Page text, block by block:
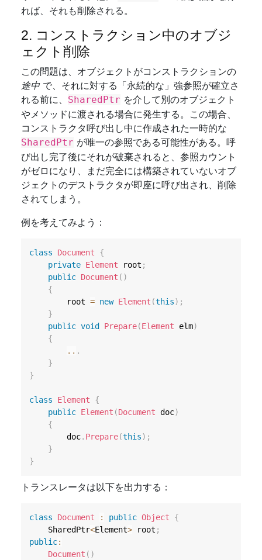
れば、それも削除される。
2. コンストラクション中のオブジ
ェクト削除
この問題は、オブジェクトがコンストラクションの
途中で、それに対する「永続的な」強参照が確立さ
れる前に、 SharedPtr を介して別のオブジェクト
やメソッドに渡される場合に発生する。この場合、
コンストラクタ呼び出し中に作成された一時的な
SharedPtr が唯一の参照である可能性がある。呼
び出し完了後にそれが破棄されると、参照カウント
がゼロになり、まだ完全には構築されていないオブ
ジェクトのデストラクタが即座に呼び出され、削除
されてしまう。
例を考えてみよう：
class Document
{
private Element root ;
public Document ( )
{
        root
= new Element (this) ;
}
public void Prepare(Element elm)
{
.. .
}
}
class Element
{
public Element (Document doc)
{
        doc
. Prepare(this) ;
}
}
トランスレータは以下を出力する：
class Document : public Object
{
    SharedPtr
<Element> root ;
public:
Document ( )